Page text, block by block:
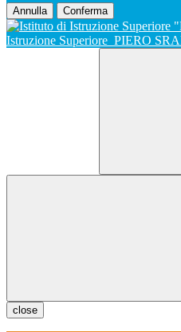
Annulla Conferma
Istruzione Superiore PIERO
close